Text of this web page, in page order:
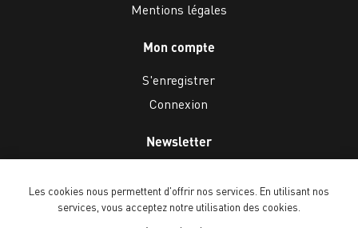
Mentions légales
Mon compte
S'enregistrer
Connexion
Newsletter
Les cookies nous permettent d'offrir nos services. En utilisant nos
services, vous acceptez notre utilisation des cookies.